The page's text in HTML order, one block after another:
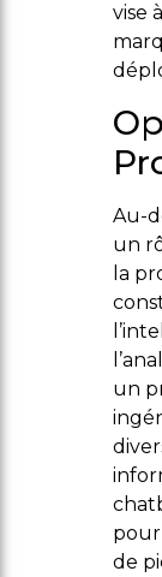
vise
Au-
un
la
un
de